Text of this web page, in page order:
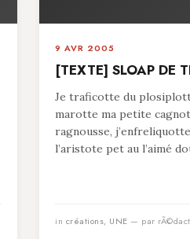
9 AVR 2005
[TEXTE] SLOAP DE
Je traficotte du
marotte ma petite
ragnousse,
l’aristote pet au l’aimé
in créations, UNE — par